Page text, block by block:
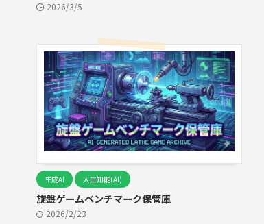
2026/3/5
生成AI 人工知能(AI)
旋盤ゲームベンチマーク保管庫
2026/2/23